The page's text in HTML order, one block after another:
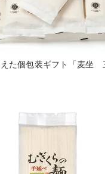
えた個包装ギフト「麦